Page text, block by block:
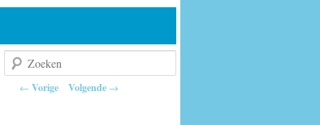
Berichtnavigatie
← Vorige Volgende →